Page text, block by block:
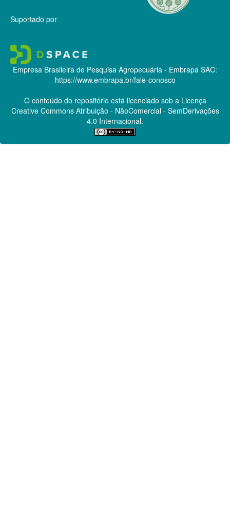
Suportado por
Empresa Brasileira de Pesquisa Agropecuária - Embrapa SAC:
https://www.embrapa.br/fale-conosco
O conteúdo do repositório está licenciado sob a Licença
Creative CommonsAtribuição - NãoComercial - SemDerivações
4.0 Internacional.